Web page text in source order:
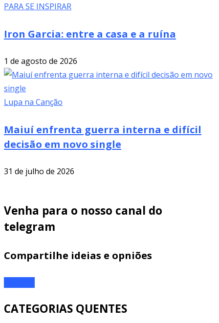
PARA SE INSPIRAR
Iron Garcia: entre a casa e a ruína
1 de agosto de 2026
Lupa na Canção
Maiuí enfrenta guerra interna e difícil
decisão em novo single
31 de julho de 2026
Venha para o nosso canal do
telegram
Compartilhe ideias e opniões
CATEGORIAS QUENTES